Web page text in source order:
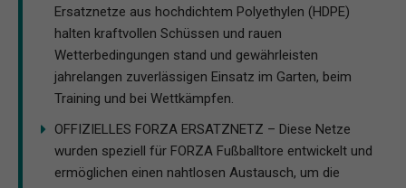
Ersatznetze aus hochdichtem Polyethylen (HDPE)
halten kraftvollen Schüssen und rauen
Wetterbedingungen stand und gewährleisten
jahrelangen zuverlässigen Einsatz im Garten, beim
Training und bei Wettkämpfen.
OFFIZIELLES FORZA ERSATZNETZ – Diese Netze
wurden speziell für FORZA Fußballtore entwickelt und
ermöglichen einen nahtlosen Austausch, um die